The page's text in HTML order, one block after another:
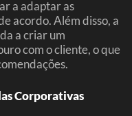
a adaptar as
acordo. Além disso, a
a criar um
com o cliente, o que
Corporativas